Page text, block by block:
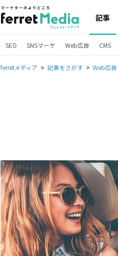
記事
SEO SNSマーケ Web広告 CMS
ferretメディア 記事をさがす Web広